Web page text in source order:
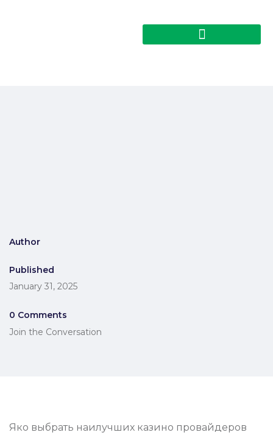
Author
Published
January 31, 2025
0 Comments
Join the Conversation
Яко выбрать наилучших казино провайдеров